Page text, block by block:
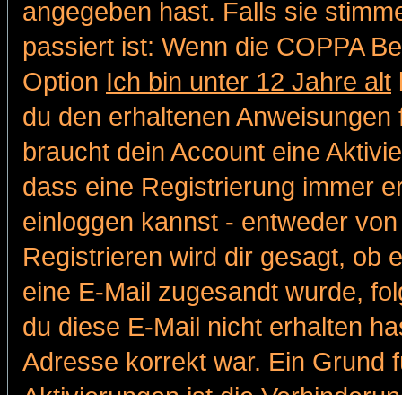
angegeben hast. Falls sie
passiert ist: Wenn die COPPA
Option Ich bin unter 12 Jahre alt
du den erhaltenen
braucht dein Account eine
dass eine Registrierung immer
einloggen kannst - entweder
Registrieren wird dir gesagt, ob
eine E-Mail zugesandt wurde,
du diese E-Mail nicht erhalten
Adresse korrekt war. Ein Grund